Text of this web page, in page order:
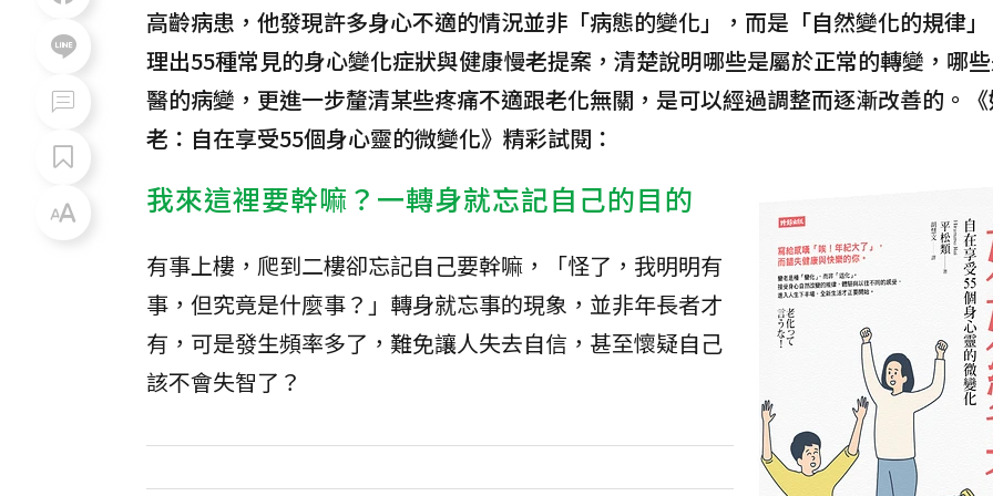
高齡病患，他發現許多身心不適的情況並非「病態的變化」，而是「自然變化的規律
理出55種常見的身心變化症狀與健康慢老提案，清楚說明哪些是屬於正常的轉變，哪
醫的病變，更進一步釐清某些疼痛不適跟老化無關，是可以經過調整而逐漸改善的。
老：自在享受55個身心靈的微變化》精彩試閱：
我來這裡要幹嘛？一轉身就忘記自己的目的
有事上樓，爬到二樓卻忘記自己要幹嘛，「怪了，我明明有
事，但究竟是什麼事？」轉身就忘事的現象，並非年長者才
有，可是發生頻率多了，難免讓人失去自信，甚至懷疑自己
該不會失智了？